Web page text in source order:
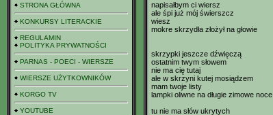
STRONA GŁÓWNA
KONKURSY LITERACKIE
REGULAMIN
POLITYKA PRYWATNOŚCI
PARNAS - POECI - WIERSZE
WIERSZE UŻYTKOWNIKÓW
KORGO TV
YOUTUBE
napisałbym ci wiersz
ale śpi już mój świerszcz
wiesz
mokre skrzydła złożył na głowie
skrzypki jeszcze dźwięczą
ostatnim twym słowem
nie ma cię tutaj
ale w skrzyni kutej mosiądzem
mam twoje listy
lampki oliwne na długie zimowe noce
tu nie ma słów ukrytych